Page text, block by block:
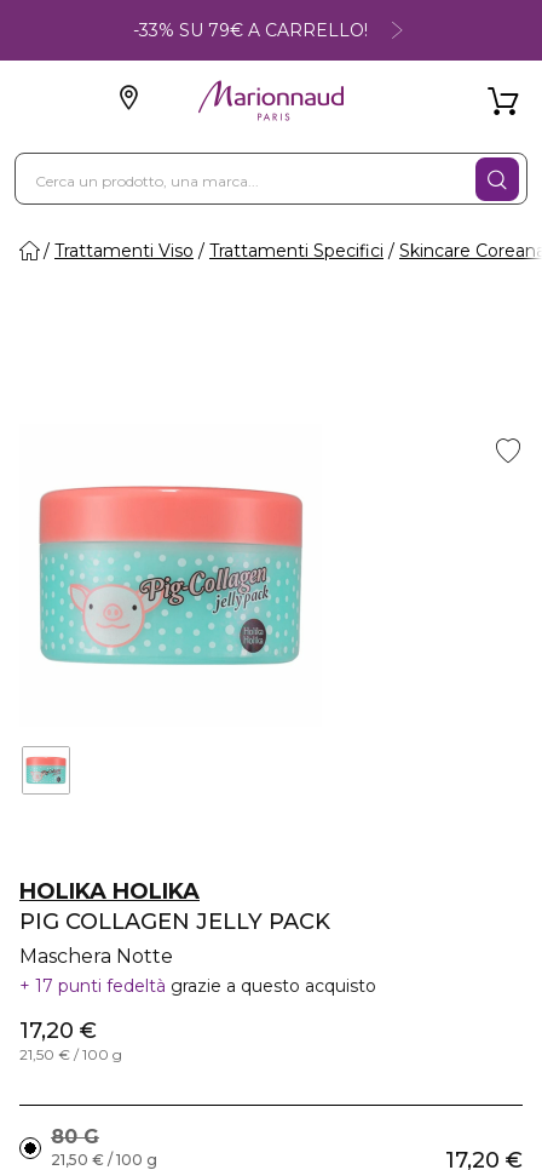
-33% SU 79€ A CARRELLO!
Trattamenti Viso Trattamenti Specifici Skincare
HOLIKA HOLIKA
PIG COLLAGEN JELLY PACK
Maschera Notte
17 punti fedeltà grazie a questo acquisto
17,20 €
21,50 € / 100 g
80 G
17,20 €
21,50 € / 100 g